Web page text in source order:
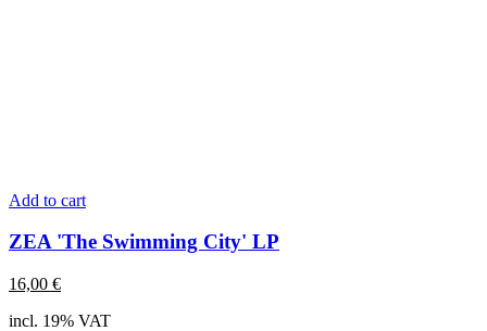
Add to cart
ZEA 'The Swimming City' LP
16,00 €
incl. 19% VAT